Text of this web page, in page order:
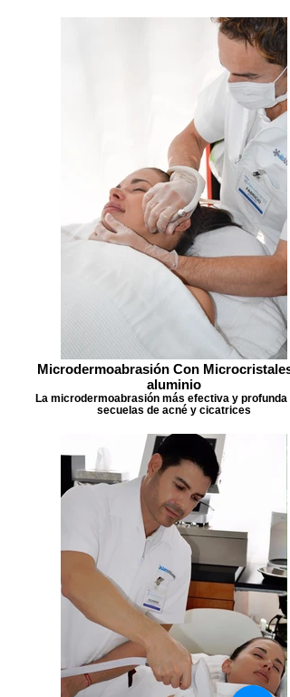
Microdermoabrasión Con Microcristales
aluminio
La microdermoabrasión más efectiva y profunda
secuelas de acné y cicatrices